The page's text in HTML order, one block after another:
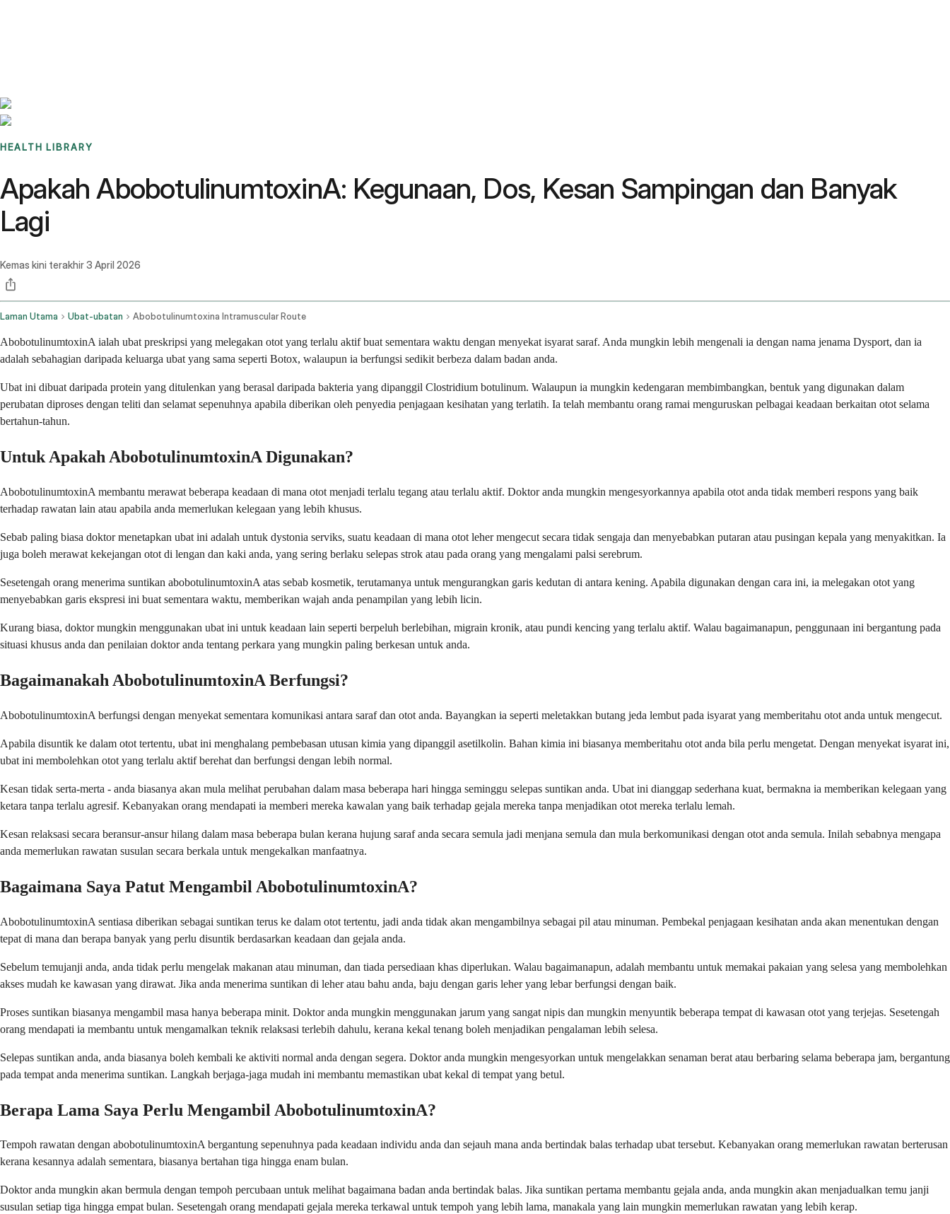
HEALTH LIBRARY
Apakah AbobotulinumtoxinA: Kegunaan, Dos, Kesan Sampingan dan Banyak
Lagi
Kemas kini terakhir3 April 2026
Laman Utama Ubat-ubatan Abobotulinumtoxina Intramuscular Route
AbobotulinumtoxinA ialah ubat preskripsi yang melegakan otot yang terlalu aktif buat sementara waktu dengan menyekat isyarat saraf. Anda mungkin lebih mengenali ia dengan nama jenama Dysport, dan ia
adalah sebahagian daripada keluarga ubat yang sama seperti Botox, walaupun ia berfungsi sedikit berbeza dalam badan anda.
Ubat ini dibuat daripada protein yang ditulenkan yang berasal daripada bakteria yang dipanggil Clostridium botulinum. Walaupun ia mungkin kedengaran membimbangkan, bentuk yang digunakan dalam
perubatan diproses dengan teliti dan selamat sepenuhnya apabila diberikan oleh penyedia penjagaan kesihatan yang terlatih. Ia telah membantu orang ramai menguruskan pelbagai keadaan berkaitan otot selama
bertahun-tahun.
Untuk Apakah AbobotulinumtoxinA Digunakan?
AbobotulinumtoxinA membantu merawat beberapa keadaan di mana otot menjadi terlalu tegang atau terlalu aktif. Doktor anda mungkin mengesyorkannya apabila otot anda tidak memberi respons yang baik
terhadap rawatan lain atau apabila anda memerlukan kelegaan yang lebih khusus.
Sebab paling biasa doktor menetapkan ubat ini adalah untuk dystonia serviks, suatu keadaan di mana otot leher mengecut secara tidak sengaja dan menyebabkan putaran atau pusingan kepala yang menyakitkan. Ia
juga boleh merawat kekejangan otot di lengan dan kaki anda, yang sering berlaku selepas strok atau pada orang yang mengalami palsi serebrum.
Sesetengah orang menerima suntikan abobotulinumtoxinA atas sebab kosmetik, terutamanya untuk mengurangkan garis kedutan di antara kening. Apabila digunakan dengan cara ini, ia melegakan otot yang
menyebabkan garis ekspresi ini buat sementara waktu, memberikan wajah anda penampilan yang lebih licin.
Kurang biasa, doktor mungkin menggunakan ubat ini untuk keadaan lain seperti berpeluh berlebihan, migrain kronik, atau pundi kencing yang terlalu aktif. Walau bagaimanapun, penggunaan ini bergantung pada
situasi khusus anda dan penilaian doktor anda tentang perkara yang mungkin paling berkesan untuk anda.
Bagaimanakah AbobotulinumtoxinA Berfungsi?
AbobotulinumtoxinA berfungsi dengan menyekat sementara komunikasi antara saraf dan otot anda. Bayangkan ia seperti meletakkan butang jeda lembut pada isyarat yang memberitahu otot anda untuk mengecut.
Apabila disuntik ke dalam otot tertentu, ubat ini menghalang pembebasan utusan kimia yang dipanggil asetilkolin. Bahan kimia ini biasanya memberitahu otot anda bila perlu mengetat. Dengan menyekat isyarat ini,
ubat ini membolehkan otot yang terlalu aktif berehat dan berfungsi dengan lebih normal.
Kesan tidak serta-merta - anda biasanya akan mula melihat perubahan dalam masa beberapa hari hingga seminggu selepas suntikan anda. Ubat ini dianggap sederhana kuat, bermakna ia memberikan kelegaan yang
ketara tanpa terlalu agresif. Kebanyakan orang mendapati ia memberi mereka kawalan yang baik terhadap gejala mereka tanpa menjadikan otot mereka terlalu lemah.
Kesan relaksasi secara beransur-ansur hilang dalam masa beberapa bulan kerana hujung saraf anda secara semula jadi menjana semula dan mula berkomunikasi dengan otot anda semula. Inilah sebabnya mengapa
anda memerlukan rawatan susulan secara berkala untuk mengekalkan manfaatnya.
Bagaimana Saya Patut Mengambil AbobotulinumtoxinA?
AbobotulinumtoxinA sentiasa diberikan sebagai suntikan terus ke dalam otot tertentu, jadi anda tidak akan mengambilnya sebagai pil atau minuman. Pembekal penjagaan kesihatan anda akan menentukan dengan
tepat di mana dan berapa banyak yang perlu disuntik berdasarkan keadaan dan gejala anda.
Sebelum temujanji anda, anda tidak perlu mengelak makanan atau minuman, dan tiada persediaan khas diperlukan. Walau bagaimanapun, adalah membantu untuk memakai pakaian yang selesa yang membolehkan
akses mudah ke kawasan yang dirawat. Jika anda menerima suntikan di leher atau bahu anda, baju dengan garis leher yang lebar berfungsi dengan baik.
Proses suntikan biasanya mengambil masa hanya beberapa minit. Doktor anda mungkin menggunakan jarum yang sangat nipis dan mungkin menyuntik beberapa tempat di kawasan otot yang terjejas. Sesetengah
orang mendapati ia membantu untuk mengamalkan teknik relaksasi terlebih dahulu, kerana kekal tenang boleh menjadikan pengalaman lebih selesa.
Selepas suntikan anda, anda biasanya boleh kembali ke aktiviti normal anda dengan segera. Doktor anda mungkin mengesyorkan untuk mengelakkan senaman berat atau berbaring selama beberapa jam, bergantung
pada tempat anda menerima suntikan. Langkah berjaga-jaga mudah ini membantu memastikan ubat kekal di tempat yang betul.
Berapa Lama Saya Perlu Mengambil AbobotulinumtoxinA?
Tempoh rawatan dengan abobotulinumtoxinA bergantung sepenuhnya pada keadaan individu anda dan sejauh mana anda bertindak balas terhadap ubat tersebut. Kebanyakan orang memerlukan rawatan berterusan
kerana kesannya adalah sementara, biasanya bertahan tiga hingga enam bulan.
Doktor anda mungkin akan bermula dengan tempoh percubaan untuk melihat bagaimana badan anda bertindak balas. Jika suntikan pertama membantu gejala anda, anda mungkin akan menjadualkan temu janji
susulan setiap tiga hingga empat bulan. Sesetengah orang mendapati gejala mereka terkawal untuk tempoh yang lebih lama, manakala yang lain mungkin memerlukan rawatan yang lebih kerap.